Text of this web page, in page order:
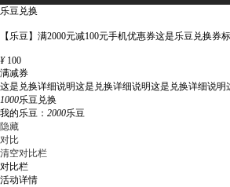
乐豆兑换
【乐豆】满2000元减100元手机优惠券这是乐豆兑换券
¥ 100
满减券
这是兑换详细说明这是兑换详细说明这是兑换详细说
1000乐豆兑换
我的乐豆： 2000乐豆
隐藏
对比
清空对比栏
对比栏
活动详情